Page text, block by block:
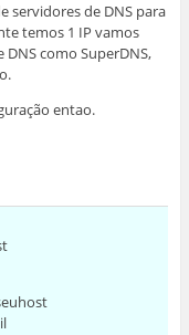
servidores de DNS para
temos 1 IP vamos
como SuperDNS,
entao.